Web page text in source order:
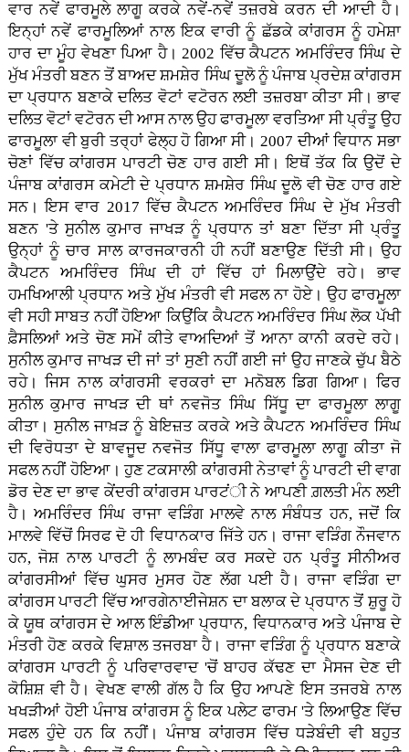
ਵਾਰ ਨਵੇਂ ਫਾਰਮੂਲੇ ਲਾਗੂ ਕਰਕੇ ਨਵੇਂ-ਨਵੇਂ ਤਜ਼ਰਬੇ ਕਰਨ ਦੀ ਆਦੀ ਹੈ।
ਇਨ੍ਹਾਂ ਨਵੇਂ ਫਾਰਮੂਲਿਆਂ ਨਾਲ ਇਕ ਵਾਰੀ ਨੂੰ ਛੱਡਕੇ ਕਾਂਗਰਸ ਨੂੰ ਹਮੇਸ਼ਾ
ਹਾਰ ਦਾ ਮੂੰਹ ਵੇਖਣਾ ਪਿਆ ਹੈ। 2002 ਵਿੱਚ ਕੈਪਟਨ ਅਮਰਿੰਦਰ ਸਿੰਘ ਦੇ
ਮੁੱਖ ਮੰਤਰੀ ਬਣਨ ਤੋਂ ਬਾਅਦ ਸ਼ਮਸ਼ੇਰ ਸਿੰਘ ਦੂਲੋ ਨੂੰ ਪੰਜਾਬ ਪ੍ਰਦੇਸ਼ ਕਾਂਗਰਸ
ਦਾ ਪ੍ਰਧਾਨ ਬਣਾਕੇ ਦਲਿਤ ਵੋਟਾਂ ਵਟੋਰਨ ਲਈ ਤਜ਼ਰਬਾ ਕੀਤਾ ਸੀ। ਭਾਵ
ਦਲਿਤ ਵੋਟਾਂ ਵਟੋਰਨ ਦੀ ਆਸ ਨਾਲ ਉਹ ਫਾਰਮੂਲਾ ਵਰਤਿਆ ਸੀ ਪ੍ਰੰਤੂ ਉਹ
ਫਾਰਮੂਲਾ ਵੀ ਬੁਰੀ ਤਰ੍ਹਾਂ ਫੇਲ੍ਹ ਹੋ ਗਿਆ ਸੀ। 2007 ਦੀਆਂ ਵਿਧਾਨ ਸਭਾ
ਚੋਣਾਂ ਵਿੱਚ ਕਾਂਗਰਸ ਪਾਰਟੀ ਚੋਣ ਹਾਰ ਗਈ ਸੀ। ਇਥੋਂ ਤੱਕ ਕਿ ਉਦੋਂ ਦੇ
ਪੰਜਾਬ ਕਾਂਗਰਸ ਕਮੇਟੀ ਦੇ ਪ੍ਰਧਾਨ ਸ਼ਮਸ਼ੇਰ ਸਿੰਘ ਦੂਲੋ ਵੀ ਚੋਣ ਹਾਰ ਗਏ
ਸਨ। ਇਸ ਵਾਰ 2017 ਵਿੱਚ ਕੈਪਟਨ ਅਮਰਿੰਦਰ ਸਿੰਘ ਦੇ ਮੁੱਖ ਮੰਤਰੀ
ਬਣਨ 'ਤੇ ਸੁਨੀਲ ਕੁਮਾਰ ਜਾਖੜ ਨੂੰ ਪ੍ਰਧਾਨ ਤਾਂ ਬਣਾ ਦਿੱਤਾ ਸੀ ਪ੍ਰੰਤੂ
ਉਨ੍ਹਾਂ ਨੂੰ ਚਾਰ ਸਾਲ ਕਾਰਜਕਾਰਨੀ ਹੀ ਨਹੀਂ ਬਣਾਉਣ ਦਿੱਤੀ ਸੀ। ਉਹ
ਕੈਪਟਨ ਅਮਰਿੰਦਰ ਸਿੰਘ ਦੀ ਹਾਂ ਵਿੱਚ ਹਾਂ ਮਿਲਾਉਂਦੇ ਰਹੇ। ਭਾਵ
ਹਮਖਿਆਲੀ ਪ੍ਰਧਾਨ ਅਤੇ ਮੁੱਖ ਮੰਤਰੀ ਵੀ ਸਫਲ ਨਾ ਹੋਏ। ਉਹ ਫਾਰਮੂਲਾ
ਵੀ ਸਹੀ ਸਾਬਤ ਨਹੀਂ ਹੋਇਆ ਕਿਉਂਕਿ ਕੈਪਟਨ ਅਮਰਿੰਦਰ ਸਿੰਘ ਲੋਕ ਪੱਖੀ
ਫ਼ੈਸਲਿਆਂ ਅਤੇ ਚੋਣ ਸਮੇਂ ਕੀਤੇ ਵਾਅਦਿਆਂ ਤੋਂ ਆਨਾ ਕਾਨੀ ਕਰਦੇ ਰਹੇ।
ਸੁਨੀਲ ਕੁਮਾਰ ਜਾਖੜ ਦੀ ਜਾਂ ਤਾਂ ਸੁਣੀ ਨਹੀਂ ਗਈ ਜਾਂ ਉਹ ਜਾਣਕੇ ਚੁੱਪ ਬੈਠੇ
ਰਹੇ। ਜਿਸ ਨਾਲ ਕਾਂਗਰਸੀ ਵਰਕਰਾਂ ਦਾ ਮਨੋਬਲ ਡਿਗ ਗਿਆ। ਫਿਰ
ਸੁਨੀਲ ਕੁਮਾਰ ਜਾਖੜ ਦੀ ਥਾਂ ਨਵਜੋਤ ਸਿੰਘ ਸਿੱਧੂ ਦਾ ਫਾਰਮੂਲਾ ਲਾਗੂ
ਕੀਤਾ। ਸੁਨੀਲ ਜਾਖ਼ੜ ਨੂੰ ਬੇਇਜ਼ਤ ਕਰਕੇ ਅਤੇ ਕੈਪਟਨ ਅਮਰਿੰਦਰ ਸਿੰਘ
ਦੀ ਵਿਰੋਧਤਾ ਦੇ ਬਾਵਜੂਦ ਨਵਜੋਤ ਸਿੱਧੂ ਵਾਲਾ ਫਾਰਮੂਲਾ ਲਾਗੂ ਕੀਤਾ ਜੋ
ਸਫਲ ਨਹੀਂ ਹੋਇਆ। ਹੁਣ ਟਕਸਾਲੀ ਕਾਂਗਰਸੀ ਨੇਤਾਵਾਂ ਨੂੰ ਪਾਰਟੀ ਦੀ ਵਾਗ
ਡੋਰ ਦੇਣ ਦਾ ਭਾਵ ਕੇਂਦਰੀ ਕਾਂਗਰਸ ਪਾਰਟਂੀ ਨੇ ਆਪਣੀ ਗ਼ਲਤੀ ਮੰਨ ਲਈ
ਹੈ। ਅਮਰਿੰਦਰ ਸਿੰਘ ਰਾਜਾ ਵੜਿੰਗ ਮਾਲਵੇ ਨਾਲ ਸੰਬੰਧਤ ਹਨ, ਜਦੋਂ ਕਿ
ਮਾਲਵੇ ਵਿੱਚੋਂ ਸਿਰਫ ਦੋ ਹੀ ਵਿਧਾਨਕਾਰ ਜਿੱਤੇ ਹਨ। ਰਾਜਾ ਵੜਿੰਗ ਨੌਜਵਾਨ
ਹਨ, ਜੋਸ਼ ਨਾਲ ਪਾਰਟੀ ਨੂੰ ਲਾਮਬੰਦ ਕਰ ਸਕਦੇ ਹਨ ਪ੍ਰੰਤੂ ਸੀਨੀਅਰ
ਕਾਂਗਰਸੀਆਂ ਵਿੱਚ ਘੁਸਰ ਮੁਸਰ ਹੋਣ ਲੱਗ ਪਈ ਹੈ। ਰਾਜਾ ਵੜਿੰਗ ਦਾ
ਕਾਂਗਰਸ ਪਾਰਟੀ ਵਿੱਚ ਆਰਗੇਨਾਈਜੇਸ਼ਨ ਦਾ ਬਲਾਕ ਦੇ ਪ੍ਰਧਾਨ ਤੋਂ ਸ਼ੁਰੂ ਹੋ
ਕੇ ਯੂਥ ਕਾਂਗਰਸ ਦੇ ਆਲ ਇੰਡੀਆ ਪ੍ਰਧਾਨ, ਵਿਧਾਨਕਾਰ ਅਤੇ ਪੰਜਾਬ ਦੇ
ਮੰਤਰੀ ਹੋਣ ਕਰਕੇ ਵਿਸ਼ਾਲ ਤਜਰਬਾ ਹੈ। ਰਾਜਾ ਵੜਿੰਗ ਨੂੰ ਪ੍ਰਧਾਨ ਬਣਾਕੇ
ਕਾਂਗਰਸ ਪਾਰਟੀ ਨੂੰ ਪਰਿਵਾਰਵਾਦ 'ਚੋਂ ਬਾਹਰ ਕੱਢਣ ਦਾ ਮੈਸਜ ਦੇਣ ਦੀ
ਕੋਸ਼ਿਸ਼ ਵੀ ਹੈ। ਵੇਖਣ ਵਾਲੀ ਗੱਲ ਹੈ ਕਿ ਉਹ ਆਪਣੇ ਇਸ ਤਜਰਬੇ ਨਾਲ
ਖਖੜੀਆਂ ਹੋਈ ਪੰਜਾਬ ਕਾਂਗਰਸ ਨੂੰ ਇਕ ਪਲੇਟ ਫਾਰਮ 'ਤੇ ਲਿਆਉਣ ਵਿੱਚ
ਸਫਲ ਹੁੰਦੇ ਹਨ ਕਿ ਨਹੀਂ। ਪੰਜਾਬ ਕਾਂਗਰਸ ਵਿੱਚ ਧੜੇਬੰਦੀ ਵੀ ਬਹੁਤ